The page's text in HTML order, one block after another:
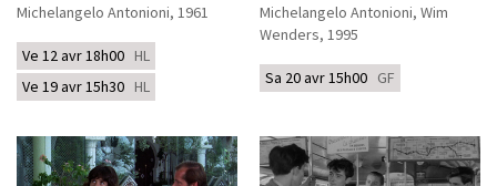
Michelangelo Antonioni, 1961
Ve 12 avr 18h00 HL
Ve 19 avr 15h30 HL
Michelangelo Antonioni, Wim
Wenders, 1995
Sa 20 avr 15h00 GF